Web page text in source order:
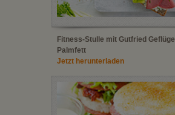
Fitness-Stulle mit Gutfried
Palmfett
Jetzt herunterladen